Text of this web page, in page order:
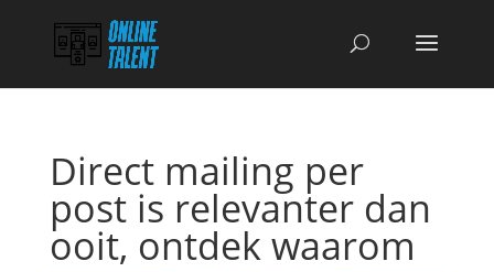
Direct mailing per
post is relevanter dan
ooit, ontdek waarom